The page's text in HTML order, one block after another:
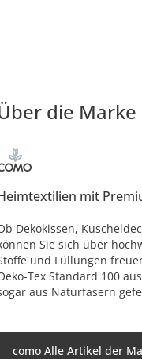
die Marke
mit
Dekokissen,
Sie sich über
und Füllungen
Tex Standard 100
aus Naturfasern
como Alle Artikel der